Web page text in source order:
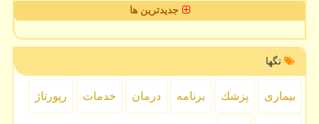
جدیدترین ها
تگها
بیماری پزشك برنامه درمان خدمات رپورتاژ